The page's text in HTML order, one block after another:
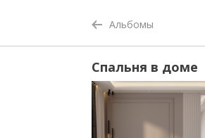
Альбомы
Спальня в доме